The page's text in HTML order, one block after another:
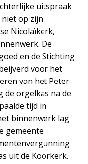
uitspraak
op zijn
Nicolaïkerk,
De
en de Stichting
voor het
van het Peter
de orgelkas na de
tijd in
binnenwerk lag
gemeente
uit de Koorkerk.